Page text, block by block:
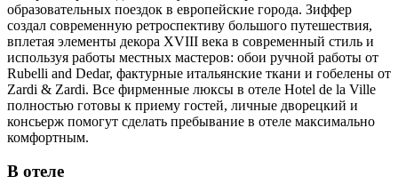
образовательных поездок в европейские города. Зиффер
создал современную ретроспективу большого путешествия,
вплетая элементы декора XVIII века в современный стиль и
используя работы местных мастеров: обои ручной работы от
Rubelli and Dedar, фактурные итальянские ткани и гобелены от
Zardi & Zardi. Все фирменные люксы в отеле Hotel de la Ville
полностью готовы к приему гостей, личные дворецкий и
консьерж помогут сделать пребывание в отеле максимально
комфортным.
В отеле